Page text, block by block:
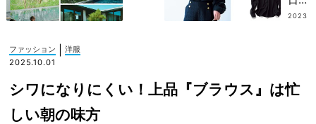
記憶
に一
華や
ス」
2023
ファッション
洋服
2025.10.01
シワになりにくい！上品『ブラウス』は忙
しい朝の味方